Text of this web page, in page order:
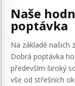
Naše
poptávka
Na základě našich
Dobrá poptávka
především široký
vše od střešních